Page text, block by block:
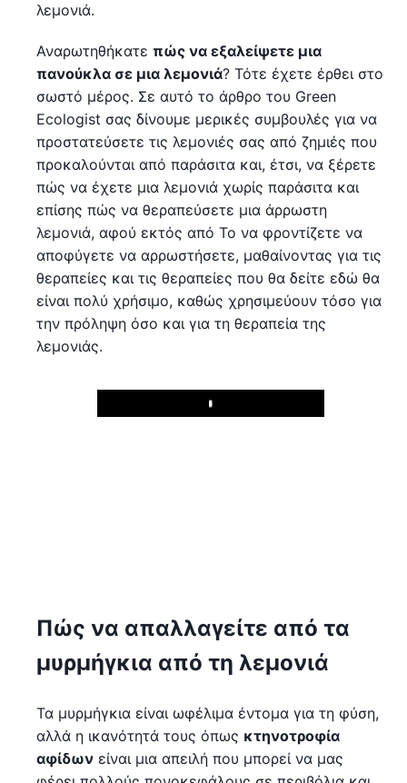
λεμονιά.
Αναρωτηθήκατε πώς να εξαλείψετε μια
πανούκλα σε μια λεμονιά? Τότε έχετε έρθει στο
σωστό μέρος. Σε αυτό το άρθρο του Green
Ecologist σας δίνουμε μερικές συμβουλές για να
προστατεύσετε τις λεμονιές σας από ζημιές που
προκαλούνται από παράσιτα και, έτσι, να ξέρετε
πώς να έχετε μια λεμονιά χωρίς παράσιτα και
επίσης πώς να θεραπεύσετε μια άρρωστη
λεμονιά, αφού εκτός από Το να φροντίζετε να
αποφύγετε να αρρωστήσετε, μαθαίνοντας για τις
θεραπείες και τις θεραπείες που θα δείτε εδώ θα
είναι πολύ χρήσιμο, καθώς χρησιμεύουν τόσο για
την πρόληψη όσο και για τη θεραπεία της
λεμονιάς.
Play
Πώς να απαλλαγείτε από τα
μυρμήγκια από τη λεμονιά
Τα μυρμήγκια είναι ωφέλιμα έντομα για τη φύση,
αλλά η ικανότητά τους όπως κτηνοτροφία
αφίδων είναι μια απειλή που μπορεί να μας